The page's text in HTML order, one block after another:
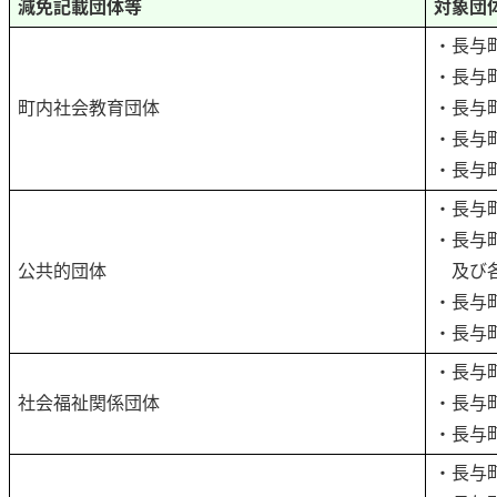
減免記載団体等 対象団
町内社会教育団体
・長与
・長与
・長与
・長与
・長与
公共的団体
・長与
・長与
及び
・長与
・長与
社会福祉関係団体
・長与
・長与
・長与
・長与